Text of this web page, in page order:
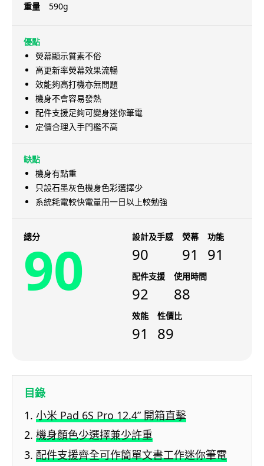
重量
590g
優點
熒幕顯示質素不俗
高更新率熒幕效果流暢
效能夠高打機亦無問題
機身不會容易發熱
配件支援足夠可變身迷你筆電
定價合理入手門檻不高
缺點
機身有點重
只設石墨灰色機身色彩選擇少
系統耗電較快電量用一日以上較勉強
總分
90 設計及手感
90
熒幕
91
功能
91
配件支援
92
使用時間
88
效能
91
性價比
89
目錄
小米 Pad 6S Pro 12.4” 開箱直擊
機身顏色少選擇兼少許重
配件支援齊全可作簡單文書工作迷你筆電